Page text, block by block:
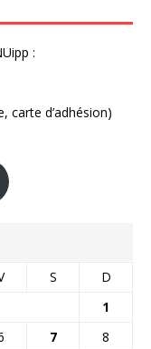
:
carte d’adhésion)
S
D
1
7
8